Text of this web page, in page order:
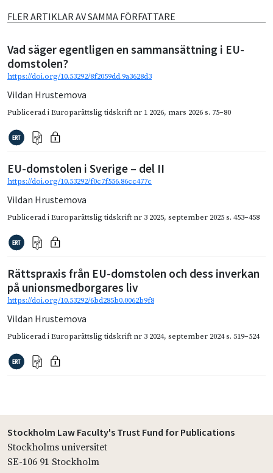
FLER ARTIKLAR AV SAMMA FÖRFATTARE
Vad säger egentligen en sammansättning i EU-
domstolen?
https://doi.org/10.53292/8f2059dd.9a3628d3
Vildan Hrustemova
Publicerad iEuroparättslig tidskrift nr 1 2026, mars 2026s. 75–80
EU-domstolen i Sverige – del II
https://doi.org/10.53292/f0c7f556.86cc477c
Vildan Hrustemova
Publicerad iEuroparättslig tidskrift nr 3 2025, september 2025s. 453–458
Rättspraxis från EU-domstolen och dess inverkan
på unionsmedborgares liv
https://doi.org/10.53292/6bd285b0.0062b9f8
Vildan Hrustemova
Publicerad iEuroparättslig tidskrift nr 3 2024, september 2024s. 519–524
Stockholm Law Faculty's Trust Fund for Publications
Stockholms universitet
SE-106 91 Stockholm